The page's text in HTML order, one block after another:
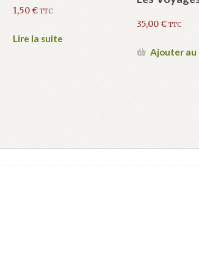
1,50€ TTC
Lire la suite
35,00€ TTC
Ajouter au